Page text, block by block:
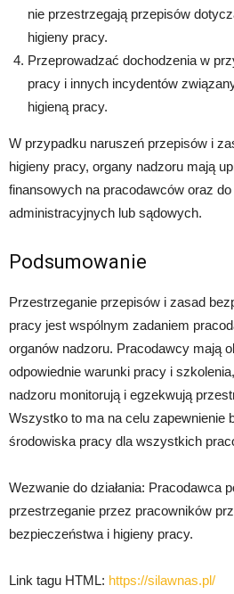
nie przestrzegają przepisów
higieny pracy.
Przeprowadzać dochodzenia w
pracy i innych incydentów
higieną pracy.
W przypadku naruszeń przepisów i
higieny pracy, organy nadzoru mają
finansowych na pracodawców oraz
administracyjnych lub sądowych.
Podsumowanie
Przestrzeganie przepisów i zasad
pracy jest wspólnym zadaniem
organów nadzoru. Pracodawcy mają
odpowiednie warunki pracy i
nadzoru monitorują i egzekwują
Wszystko to ma na celu zapewnienie
środowiska pracy dla wszystkich
Wezwanie do działania: Pracodawca
przestrzeganie przez pracowników
bezpieczeństwa i higieny pracy.
Link tagu HTML: https://silawnas.pl/